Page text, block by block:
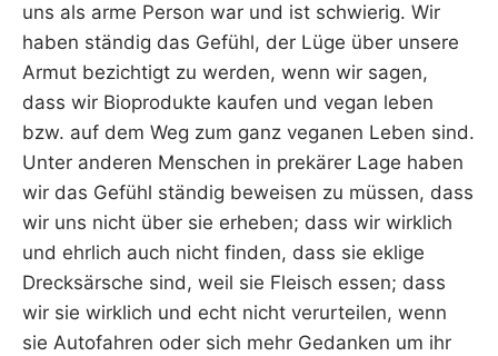
uns als arme Person war und ist schwierig. Wir
haben ständig das Gefühl, der Lüge über unsere
Armut bezichtigt zu werden, wenn wir sagen,
dass wir Bioprodukte kaufen und vegan leben
bzw. auf dem Weg zum ganz veganen Leben sind.
Unter anderen Menschen in prekärer Lage haben
wir das Gefühl ständig beweisen zu müssen, dass
wir uns nicht über sie erheben; dass wir wirklich
und ehrlich auch nicht finden, dass sie eklige
Drecksärsche sind, weil sie Fleisch essen; dass
wir sie wirklich und echt nicht verurteilen, wenn
sie Autofahren oder sich mehr Gedanken um ihr